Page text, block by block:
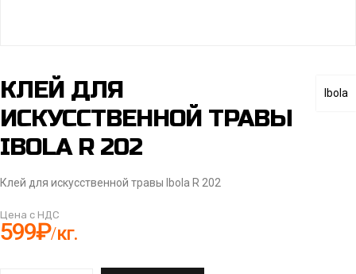
Ibola
КЛЕЙ ДЛЯ
ИСКУССТВЕННОЙ ТРАВЫ
IBOLA R 202
Клей для искусственной травы Ibola R 202
Цена с НДС
599₽кг.